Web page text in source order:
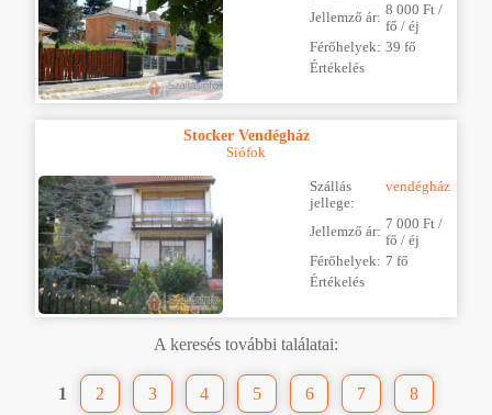
Jellemző ár: 8 000 Ft /
fő / éj
Férőhelyek: 39 fő
Értékelés
Stocker Vendégház
Siófok
Szállás
jellege:
vendégház
Jellemző ár: 7 000 Ft /
fő / éj
Férőhelyek: 7 fő
Értékelés
A keresés további találatai:
1 2 3 4 5 6 7 8